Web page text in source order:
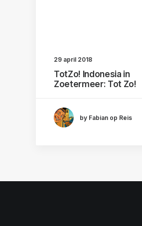
29 april 2018
TotZo! Indonesia in
Zoetermeer: Tot Zo!
by Fabian op Reis